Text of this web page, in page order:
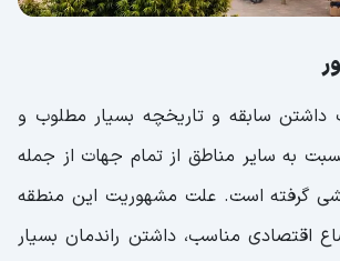
داشتن سابقه و تاریخچه بسیار مطلوب و
به سایر مناطق از تمام جهات از جمله
گرفته است. علت مشهوریت این منطقه
اقتصادی مناسب، داشتن راندمان بسیار